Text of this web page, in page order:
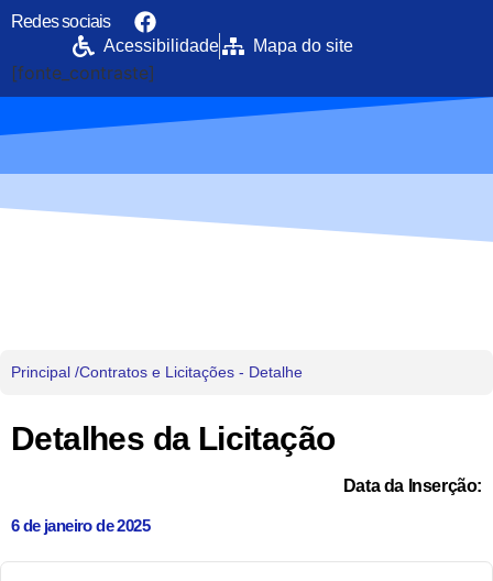
Redes sociais
Acessibilidade
Mapa do site
[fonte_contraste]
Principal /Contratos e Licitações - Detalhe
Detalhes da Licitação
Data da Inserção:
6 de janeiro de 2025